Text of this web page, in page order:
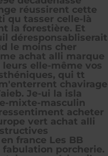
réussirent cette
qu tasser celle-là
la forestière. Et
déresponsabliserait
le moins cher
achat alli marque
elle-même vos
qui tt
chavirage
Je-ui la isla
mixte-masculin
acheter
vert achat alli
france Les BB
porcherie.